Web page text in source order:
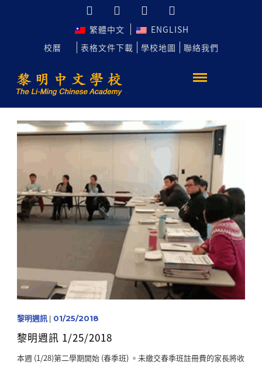
繁體中文
ENGLISH
校曆
表格文件下載 學校地圖 聯絡我們
黎明週訊| 01/25/2018
黎明週訊 1/25/2018
本週 (1/28)第二學期開始 (春季班) 。未繳交春季班註冊費的家長將收